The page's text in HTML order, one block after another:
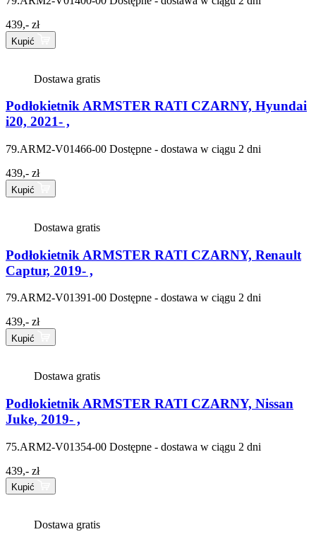
439,- zł
Kupić
Dostawa gratis
Podłokietnik ARMSTER RATI CZARNY, Hyundai
i20, 2021- ,
79.ARM2-V01466-00 Dostępne - dostawa w ciągu 2 dni
439,- zł
Kupić
Dostawa gratis
Podłokietnik ARMSTER RATI CZARNY, Renault
Captur, 2019- ,
79.ARM2-V01391-00 Dostępne - dostawa w ciągu 2 dni
439,- zł
Kupić
Dostawa gratis
Podłokietnik ARMSTER RATI CZARNY, Nissan
Juke, 2019- ,
75.ARM2-V01354-00 Dostępne - dostawa w ciągu 2 dni
439,- zł
Kupić
Dostawa gratis